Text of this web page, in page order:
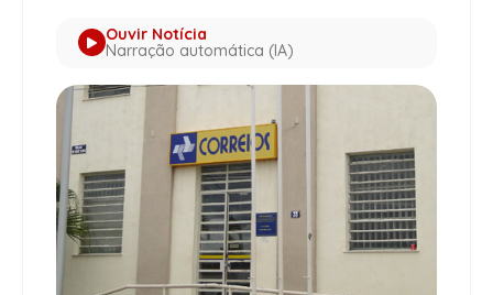
Ouvir Notícia
Narração automática (IA)